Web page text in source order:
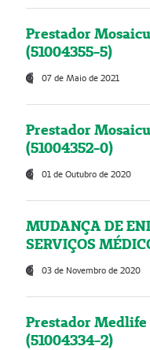
Prestador
(51004355-5)
07 de Maio de 2021
Prestador
(51004352-0)
01 de Outubro de 2020
MUDANÇA DE
SERVIÇOS
03 de Novembro de 2020
Prestador Medlife
(51004334-2)